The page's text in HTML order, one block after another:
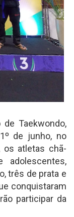
Taekwondo,
de junho, no
os atletas chã-
adolescentes,
três de prata e
conquistaram
participar da